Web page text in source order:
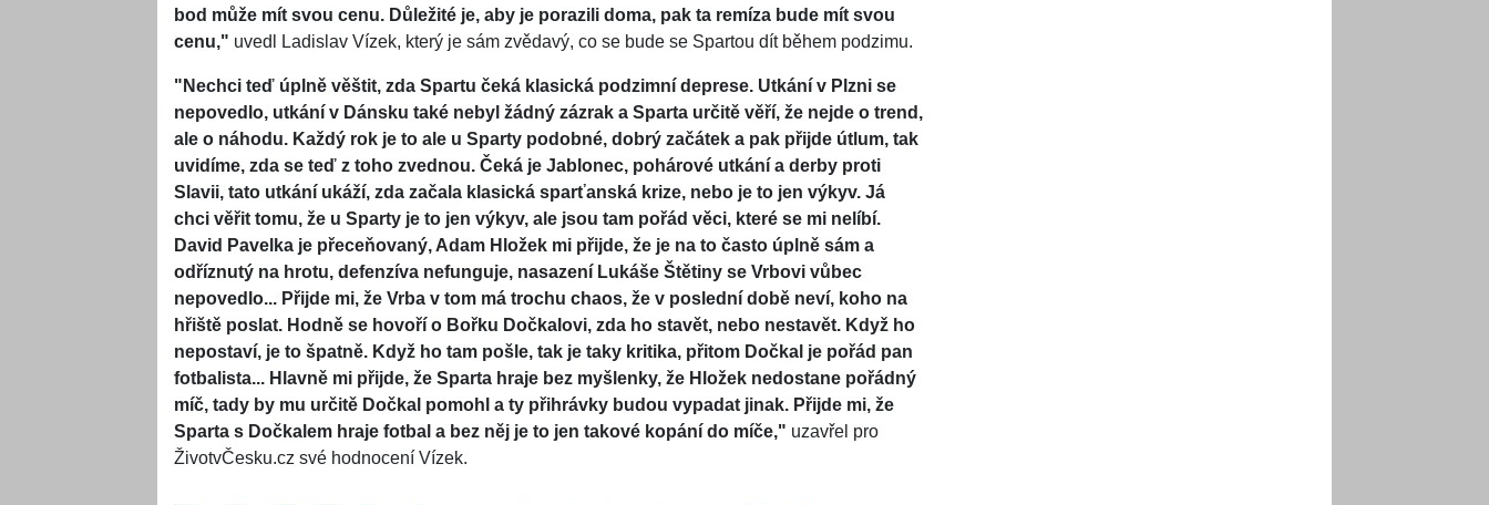
bod může mít svou cenu. Důležité je, aby je porazili doma, pak ta remíza bude mít svou
cenu," uvedl Ladislav Vízek, který je sám zvědavý, co se bude se Spartou dít během podzimu.
"Nechci teď úplně věštit, zda Spartu čeká klasická podzimní deprese. Utkání v Plzni se
nepovedlo, utkání v Dánsku také nebyl žádný zázrak a Sparta určitě věří, že nejde o trend,
ale o náhodu. Každý rok je to ale u Sparty podobné, dobrý začátek a pak přijde útlum, tak
uvidíme, zda se teď z toho zvednou. Čeká je Jablonec, pohárové utkání a derby proti
Slavii, tato utkání ukáží, zda začala klasická sparťanská krize, nebo je to jen výkyv. Já
chci věřit tomu, že u Sparty je to jen výkyv, ale jsou tam pořád věci, které se mi nelíbí.
David Pavelka je přeceňovaný, Adam Hložek mi přijde, že je na to často úplně sám a
odříznutý na hrotu, defenzíva nefunguje, nasazení Lukáše Štětiny se Vrbovi vůbec
nepovedlo... Přijde mi, že Vrba v tom má trochu chaos, že v poslední době neví, koho na
hřiště poslat. Hodně se hovoří o Bořku Dočkalovi, zda ho stavět, nebo nestavět. Když ho
nepostaví, je to špatně. Když ho tam pošle, tak je taky kritika, přitom Dočkal je pořád pan
fotbalista... Hlavně mi přijde, že Sparta hraje bez myšlenky, že Hložek nedostane pořádný
míč, tady by mu určitě Dočkal pomohl a ty přihrávky budou vypadat jinak. Přijde mi, že
Sparta s Dočkalem hraje fotbal a bez něj je to jen takové kopání do míče," uzavřel pro
ŽivotvČesku.cz své hodnocení Vízek.